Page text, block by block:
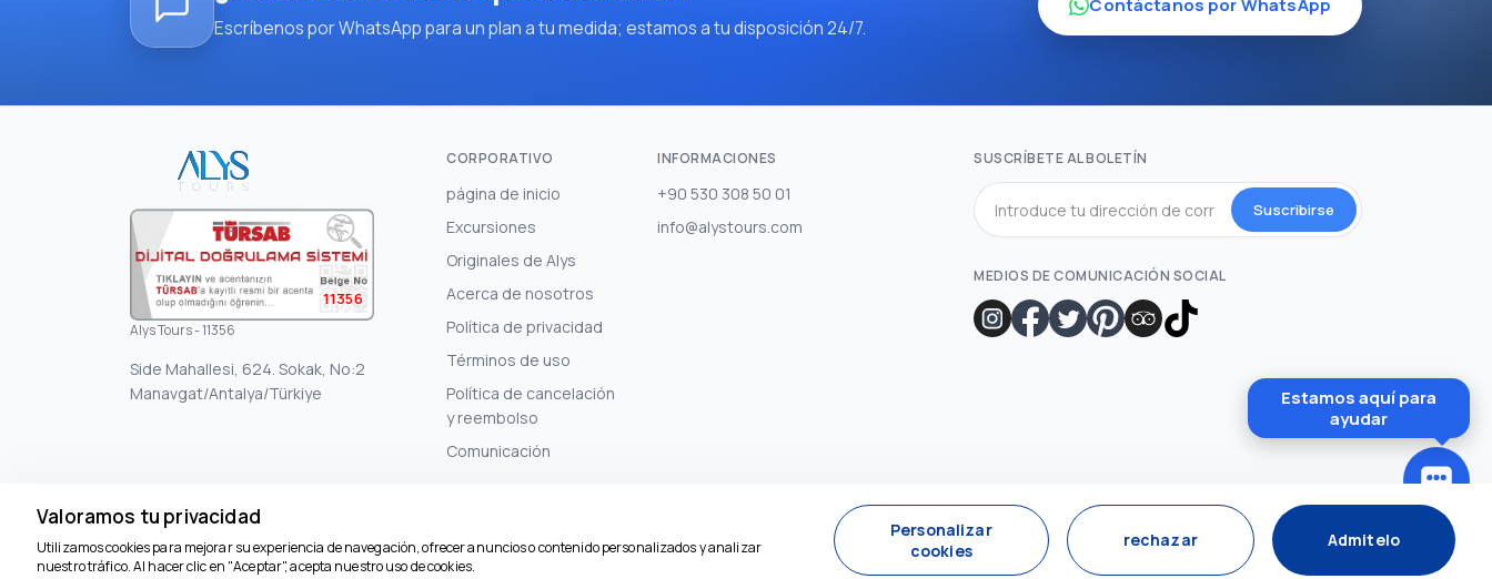
Escríbenos por WhatsApp para un plan a tu medida; estamos a tu disposición 24/7.
Contáctanos por WhatsApp
11356
Alys Tours - 11356
Side Mahallesi, 624. Sokak, No:2
Manavgat/Antalya/Türkiye
CORPORATIVO
página de inicio
Excursiones
Originales de Alys
Acerca de nosotros
Política de privacidad
Términos de uso
Política de cancelación
y reembolso
Comunicación
INFORMACIONES
+90 530 308 50 01
info@alystours.com
SUSCRÍBETE AL BOLETÍN
Suscribirse
MEDIOS DE COMUNICACIÓN SOCIAL
Desarrollado por
Valoramos tu privacidad
Utilizamos cookies para mejorar su experiencia de navegación, ofrecer anuncios o contenido personalizados y analizar
nuestro tráfico. Al hacer clic en "Aceptar", acepta nuestro uso de cookies.
Personalizar
cookies
rechazar Admitelo
Estamos aquí para
ayudar